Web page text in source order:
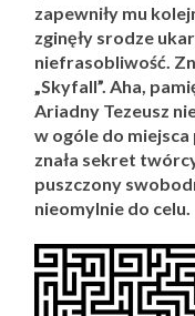
zapewniły mu
zginęły srodze
niefrasobliwość.
„Skyfall”. Aha,
Ariadny Tezeusz
w ogóle do
znała sekret
puszczony
nieomylnie do celu.